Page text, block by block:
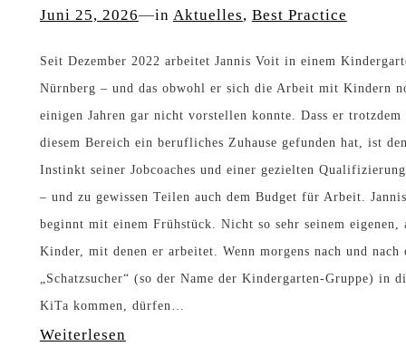
l
e
L
s
t
h
Juni 25, 2026—in Aktuelles, Best Practice
Seit Dezember 2022 arbeitet Jannis Voit in einem
Nürnberg – und das obwohl er sich die Arbeit mit Kindern
einigen Jahren gar nicht vorstellen konnte. Dass er trotzdem
diesem Bereich ein berufliches Zuhause gefunden hat, ist
Instinkt seiner Jobcoaches und einer gezielten
– und zu gewissen Teilen auch dem Budget für Arbeit.
beginnt mit einem Frühstück. Nicht so sehr seinem eigenen,
Kinder, mit denen er arbeitet. Wenn morgens nach und nach
„Schatzsucher“ (so der Name der Kindergarten-Gruppe) in
KiTa kommen, dürfen…
Weiterlesen